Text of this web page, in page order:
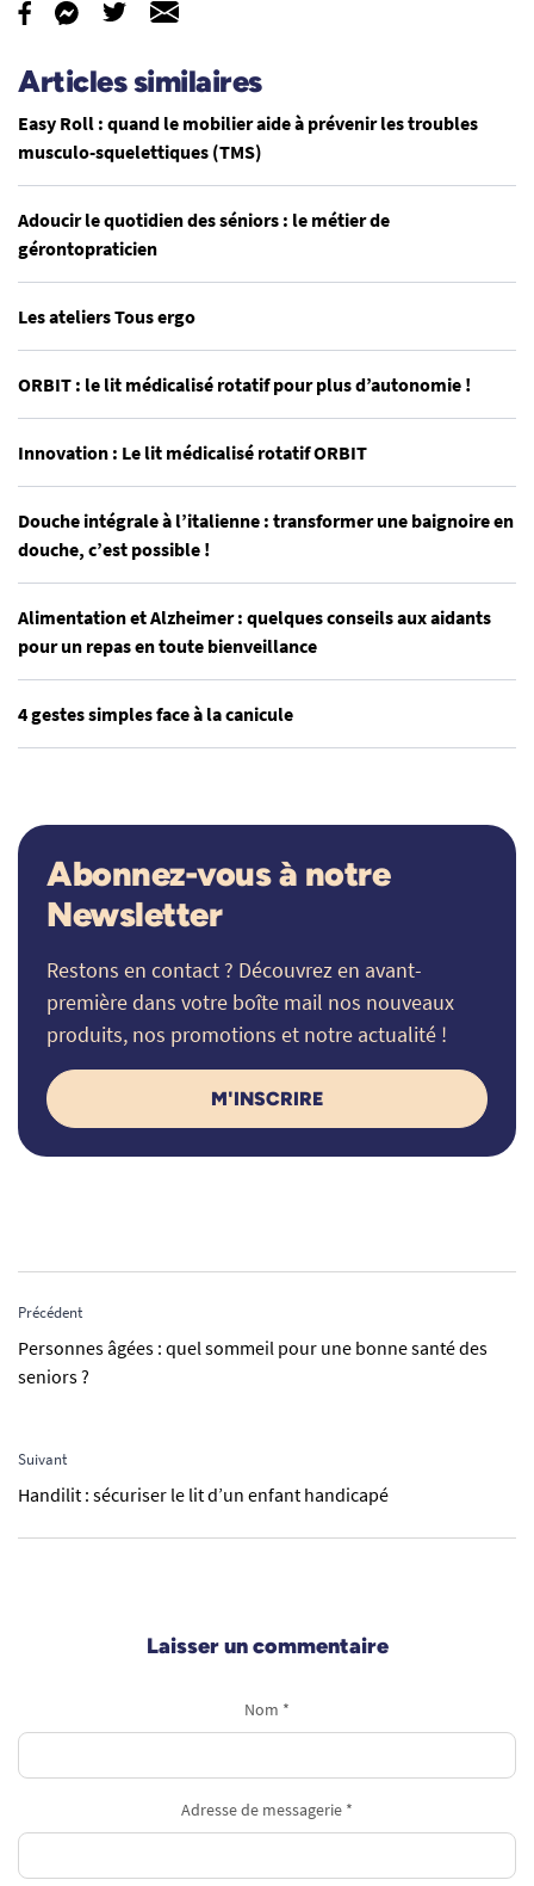
Articles similaires
Easy Roll : quand le mobilier aide à prévenir les troubles
musculo-squelettiques (TMS)
Adoucir le quotidien des séniors : le métier de
gérontopraticien
Les ateliers Tous ergo
ORBIT : le lit médicalisé rotatif pour plus d’autonomie !
Innovation : Le lit médicalisé rotatif ORBIT
Douche intégrale à l’italienne : transformer une baignoire en
douche, c’est possible !
Alimentation et Alzheimer : quelques conseils aux aidants
pour un repas en toute bienveillance
4 gestes simples face à la canicule
Abonnez-vous à notre
Newsletter
Restons en contact ? Découvrez en avant-
première dans votre boîte mail nos nouveaux
produits, nos promotions et notre actualité !
M'INSCRIRE
Précédent
Personnes âgées : quel sommeil pour une bonne santé des
seniors ?
Suivant
Handilit : sécuriser le lit d’un enfant handicapé
Laisser un commentaire
Nom *
Adresse de messagerie *